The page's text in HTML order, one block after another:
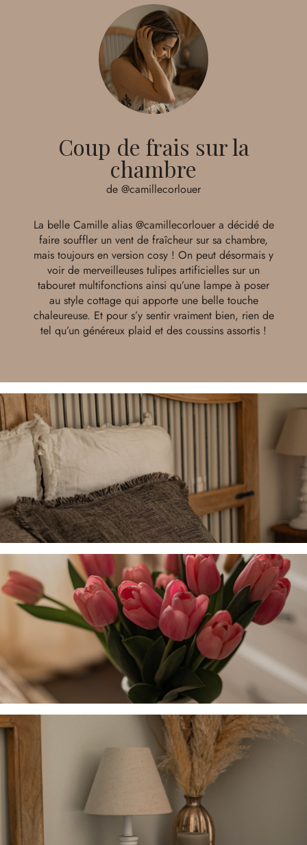
Coup de frais sur la
chambre
de @camillecorlouer
La belle Camille alias @camillecorlouera décidé de
faire souffler un vent de fraîcheur sur sa chambre,
mais toujours en version cosy ! On peut désormais y
voir de merveilleuses tulipes artificielles sur un
tabouret multifonctions ainsi qu’une lampe à poser
au style cottage qui apporte une belle touche
chaleureuse. Et pour s’y sentir vraiment bien, rien de
tel qu’un généreux plaid et des coussins assortis !